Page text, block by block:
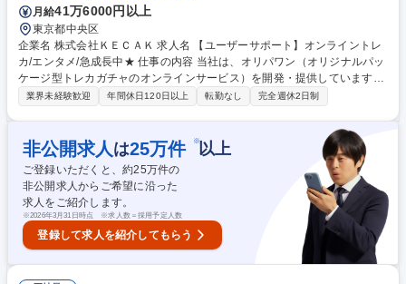
月給41万6000円以上
東京都中央区
企業名 株式会社ＫＥＣＡＫ 求人名 【ユーザーサポート】オンライントレ
カ/エンタメ/急成長中★ 仕事の内容 当社は、オリパワン（オリジナルパッ
ケージ型トレカガチャのオンラインサービス）を開発・提供しています。
「エンタメ×デジタル」の領域で日本一を目指す当社にて《ユーザーサポ
に業務改善やプロダクト改善、不正対策などにも携わり、サービス全体の
品質向上を推進する裁量の大きなポジションです。 【具体的には】■メー
ル・チャットでの問合せ対応や各種調整 ■不正対策や本人確認フローなど
安全性向上の運用改善 ■問合せデータの分析、FAQやテンプレ整備 ■開発
チームへの改善提案など 募集職種 【ユーザーサポート】オンライントレ
カ/エンタメ/急成長中★
業界未経験歓迎 年間休日120日以上 転勤なし 完全週休2日制
非公開求人 は25万件 ※以上
ご登録いただくと、約25万件の
非公開求人からご希望に沿った
求人をご紹介します。
※2026年3月31日時点 ※求人数＝採用予定人数
登録して求人を紹介してもらう